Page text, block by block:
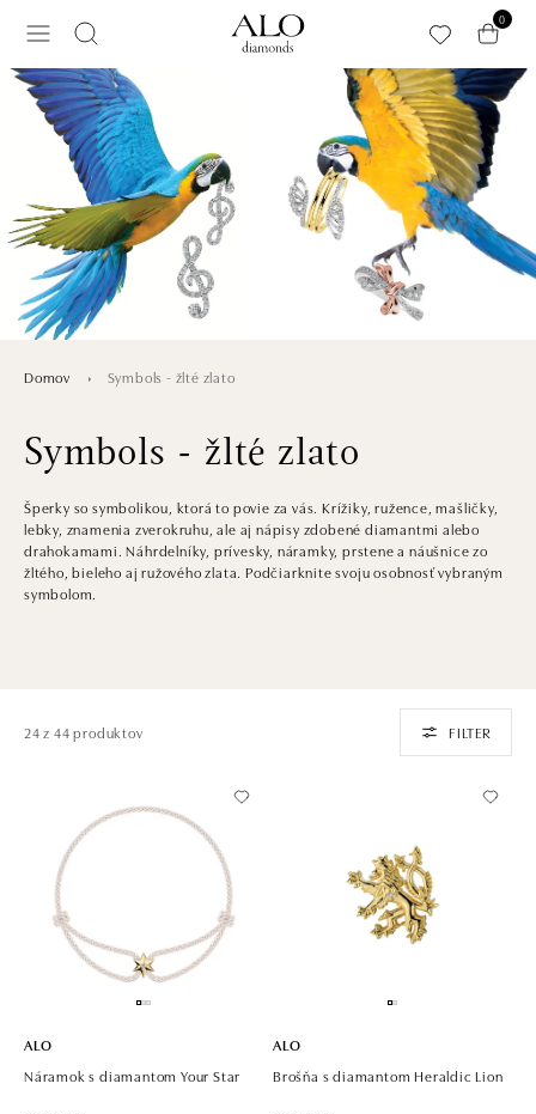
0
Domov Symbols - žlté zlato
Symbols - žlté zlato
Šperky so symbolikou, ktorá to povie za vás. Krížiky, ružence, mašličky,
lebky, znamenia zverokruhu, ale aj nápisy zdobené diamantmi alebo
drahokamami. Náhrdelníky, prívesky, náramky, prstene a náušnice zo
žltého, bieleho aj ružového zlata. Podčiarknite svoju osobnosť vybraným
symbolom.
24 z 44 produktov FILTER
ALO
Náramok s diamantom Your Star
ALO
Brošňa s diamantom Heraldic Lion